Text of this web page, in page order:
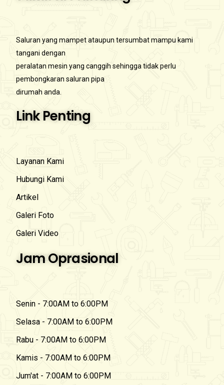
Saluran yang mampet ataupun tersumbat mampu kami
tangani dengan
peralatan mesin yang canggih sehingga tidak perlu
pembongkaran saluran pipa
dirumah anda.
Link Penting
Layanan Kami
Hubungi Kami
Artikel
Galeri Foto
Galeri Video
Jam Oprasional
Senin - 7:00AM to 6:00PM
Selasa - 7:00AM to 6:00PM
Rabu - 7:00AM to 6:00PM
Kamis - 7:00AM to 6:00PM
Jum'at - 7:00AM to 6:00PM